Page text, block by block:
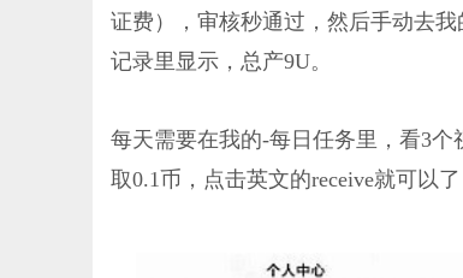
证费），审核秒通过，然后手动去
记录里显示，总产9U。
每天需要在我的-每日任务里，看3
取0.1币，点击英文的receive就可以